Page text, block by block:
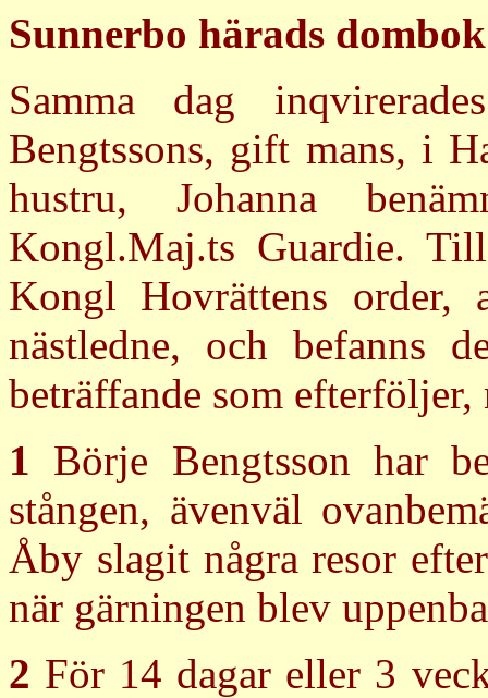
Sunnerbo härads
Samma dag
Bengtssons, gift mans, i
hustru, Johanna
Kongl.Maj.ts Guardie.
Kongl Hovrättens order,
nästledne, och befanns
beträffande som efterföljer,
1 Börje Bengtsson har
stången, ävenväl
Åby slagit några resor
när gärningen blev
2 För 14 dagar eller 3